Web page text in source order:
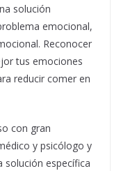
solución
emocional,
Reconocer
tus emociones
reducir comer en
con gran
y psicólogo y
solución específica